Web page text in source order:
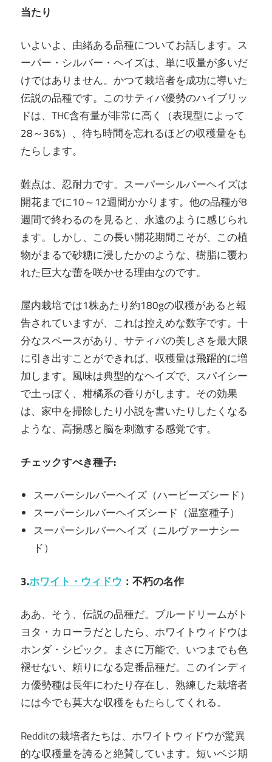
当たり
いよいよ、由緒ある品種についてお話します。ス
ーパー・シルバー・ヘイズは、単に収量が多いだ
けではありません。かつて栽培者を成功に導いた
伝説の品種です。このサティバ優勢のハイブリッ
ドは、THC含有量が非常に高く（表現型によって
28～36%）、待ち時間を忘れるほどの収穫量をも
たらします。
難点は、忍耐力です。スーパーシルバーヘイズは
開花までに10～12週間かかります。他の品種が8
週間で終わるのを見ると、永遠のように感じられ
ます。しかし、この長い開花期間こそが、この植
物がまるで砂糖に浸したかのような、樹脂に覆わ
れた巨大な蕾を咲かせる理由なのです。
屋内栽培では1株あたり約180gの収穫があると報
告されていますが、これは控えめな数字です。十
分なスペースがあり、サティバの美しさを最大限
に引き出すことができれば、収穫量は飛躍的に増
加します。風味は典型的なヘイズで、スパイシー
で土っぽく、柑橘系の香りがします。その効果
は、家中を掃除したり小説を書いたりしたくなる
ような、高揚感と脳を刺激する感覚です。
チェックすべき種子:
スーパーシルバーヘイズ（ハービーズシード）
スーパーシルバーヘイズシード（温室種子）
スーパーシルバーヘイズ（ニルヴァーナシー
ド）
3.ホワイト・ウィドウ ：不朽の名作
ああ、そう、伝説の品種だ。ブルードリームがト
ヨタ・カローラだとしたら、ホワイトウィドウは
ホンダ・シビック。まさに万能で、いつまでも色
褪せない、頼りになる定番品種だ。このインディ
カ優勢種は長年にわたり存在し、熟練した栽培者
には今でも莫大な収穫をもたらしてくれる。
Redditの栽培者たちは、ホワイトウィドウが驚異
的な収穫量を誇ると絶賛しています。短いベジ期